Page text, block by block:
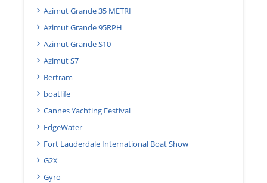
Azimut Grande 35 METRI
Azimut Grande 95RPH
Azimut Grande S10
Azimut S7
Bertram
boatlife
Cannes Yachting Festival
EdgeWater
Fort Lauderdale International Boat Show
G2X
Gyro